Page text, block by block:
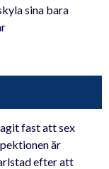
sina bara
fast att sex
är
efter att